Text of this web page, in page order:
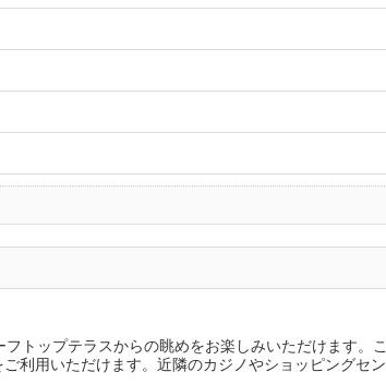
トップテラスからの眺めをお楽しみいただけます。こ
利用いただけます。近隣のカジノやショッピングセン